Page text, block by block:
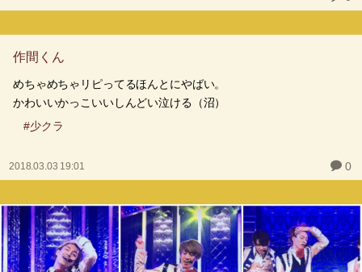
作間くん
めちゃめちゃリピってるほんとにやばい。
かわいいかっこいいしんどい泣ける（沼）
#少クラ
2018.03.03 19:01 0